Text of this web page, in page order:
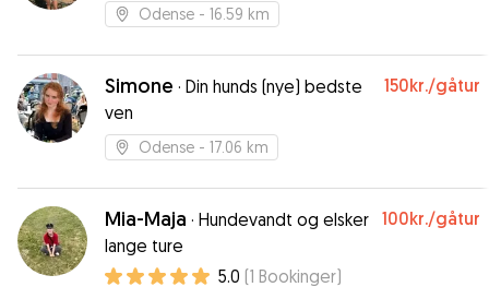
booking her again! Thank you so much for taking
Odense - 16.59 km
Simone · Din hunds (nye) bedste
ven
150kr./gåtur
Odense - 17.06 km
Mia-Maja · Hundevandt og elsker
lange ture
100kr./gåtur
5.0 (1 Bookinger)